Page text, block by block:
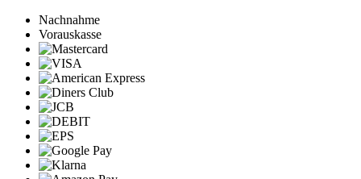
Nachnahme
Vorauskasse